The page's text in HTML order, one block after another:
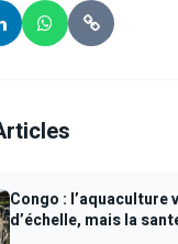
Congo : l’aquaculture
d’échelle, mais la